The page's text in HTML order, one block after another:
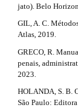
jato). Belo
GIL, A. C.
Atlas, 2019.
GRECO, R.
penais,
2023.
HOLANDA, S. B.
São Paulo: